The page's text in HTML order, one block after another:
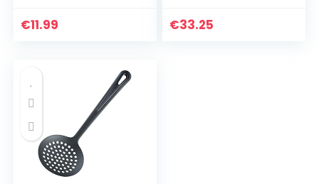
Specerijengerecht
€11.99
antiaanbaklaag,
€33.25